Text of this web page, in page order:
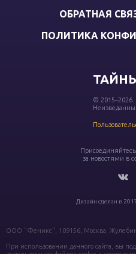
ОБРАТНАЯ
ПОЛИТИКА
©
за новостями в
Дизайн сделан в
ООО "Феникс", 109156, Москва,
При использовании данного сайта, вы